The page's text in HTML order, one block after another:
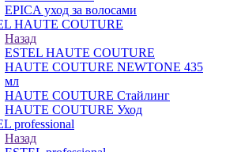
EPICA уход за волосами
HAUTE COUTURE
Назад
ESTEL HAUTE COUTURE
HAUTE COUTURE NEWTONE 435
мл
HAUTE COUTURE Стайлинг
HAUTE COUTURE Уход
professional
Назад